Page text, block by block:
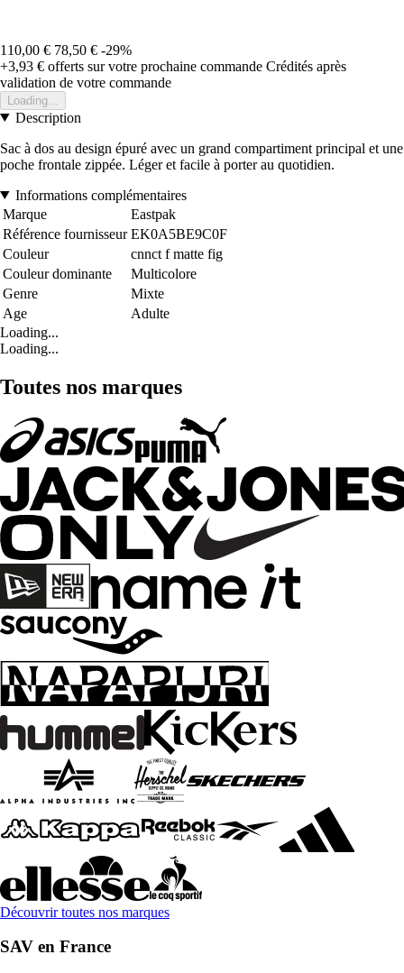
110,00 € 78,50 € -29%
+3,93 € offerts sur votre prochaine commande Crédités après
validation de votre commande
Loading...
Description
Sac à dos au design épuré avec un grand compartiment principal et une
poche frontale zippée. Léger et facile à porter au quotidien.
Informations complémentaires
Marque
Eastpak
Référence fournisseur EK0A5BE9C0F
Couleur
cnnct f matte fig
Couleur dominante
Multicolore
Genre
Mixte
Age
Adulte
Loading...
Loading...
Toutes nos marques
Découvrir toutes nos marques
SAV en France